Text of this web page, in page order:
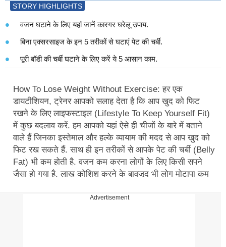
STORY HIGHLIGHTS
वजन घटाने के लिए यहां जानें कारगर घरेलू उपाय.
बिना एक्सरसाइज के इन 5 तरीकों से घटाएं पेट की चर्बी.
पूरी बॉडी की चर्बी घटाने के लिए करें ये 5 आसान काम.
How To Lose Weight Without Exercise: हर एक
डायटीशियन, ट्रेनर आपको सलाह देता है कि आप खुद को फिट
रखने के लिए लाइफस्टाइल (Lifestyle To Keep Yourself Fit)
में कुछ बदलाव करें. हम आपको यहां ऐसे ही चीजों के बारे में बताने
वाले हैं जिनका इस्तेमाल और हल्के व्यायाम की मदद से आप खुद को
फिट रख सकते हैं. साथ ही इन तरीकों से आपके पेट की चर्बी (Belly
Fat) भी कम होती है. वजन कम करना लोगों के लिए किसी सपने
जैसा हो गया है. लाख कोशिश करने के बावजूद भी लोग मोटापा कम
लोग तो तेजी से वजन कम करने का उपाय (Ways To Lose
Advertisement